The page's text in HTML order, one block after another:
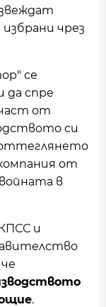
чрез
се
да спре
от
си
от
в
и
.